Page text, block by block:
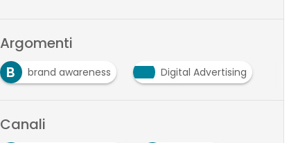
Argomenti
B
brand awareness Digital Advertising
Canali